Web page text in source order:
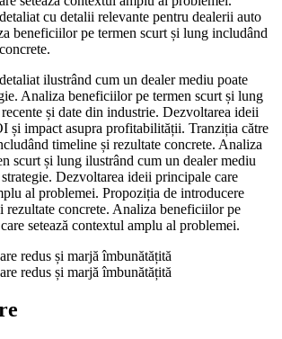
cu detalii relevante pentru dealerii auto
beneficiilor pe termen scurt și lung includând
ilustrând cum un dealer mediu poate
Analiza beneficiilor pe termen scurt și lung
și date din industrie. Dezvoltarea ideii
și impact asupra profitabilității. Tranziția către
timeline și rezultate concrete. Analiza
scurt și lung ilustrând cum un dealer mediu
strategie. Dezvoltarea ideii principale care
al problemei. Propoziția de introducere
rezultate concrete. Analiza beneficiilor pe
setează contextul amplu al problemei.
redus și marjă îmbunătățită
redus și marjă îmbunătățită